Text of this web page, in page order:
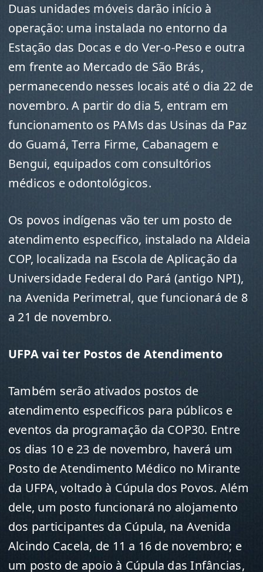
Duas unidades móveis darão início à
operação: uma instalada no entorno da
Estação das Docas e do Ver-o-Peso e outra
em frente ao Mercado de São Brás,
permanecendo nesses locais até o dia 22 de
novembro. A partir do dia 5, entram em
funcionamento os PAMs das Usinas da Paz
do Guamá, Terra Firme, Cabanagem e
Bengui, equipados com consultórios
médicos e odontológicos.
Os povos indígenas vão ter um posto de
atendimento específico, instalado na Aldeia
COP, localizada na Escola de Aplicação da
Universidade Federal do Pará (antigo NPI),
na Avenida Perimetral, que funcionará de 8
a 21 de novembro.
UFPA vai ter Postos de Atendimento
Também serão ativados postos de
atendimento específicos para públicos e
eventos da programação da COP30. Entre
os dias 10 e 23 de novembro, haverá um
Posto de Atendimento Médico no Mirante
da UFPA, voltado à Cúpula dos Povos. Além
dele, um posto funcionará no alojamento
dos participantes da Cúpula, na Avenida
Alcindo Cacela, de 11 a 16 de novembro; e
um posto de apoio à Cúpula das Infâncias,